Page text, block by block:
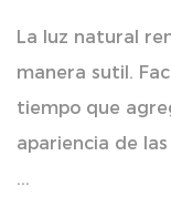
La luz natural
manera sutil.
tiempo que
apariencia de
...